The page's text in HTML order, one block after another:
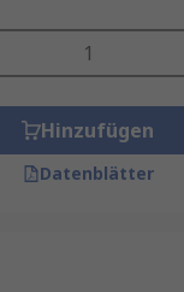
Hinzufügen
Datenblätter